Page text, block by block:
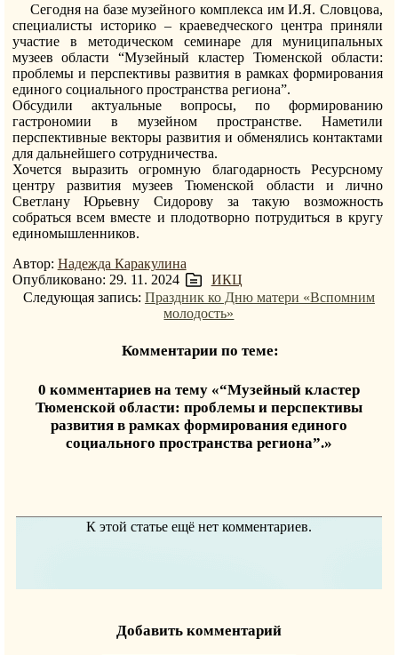
Сегодня на базе музейного комплекса им И.Я. Словцова,
специалисты историко – краеведческого центра приняли
участие в методическом семинаре для муниципальных
музеев области “Музейный кластер Тюменской области:
проблемы и перспективы развития в рамках формирования
единого социального пространства региона”.
Обсудили актуальные вопросы, по формированию
гастрономии в музейном пространстве. Наметили
перспективные векторы развития и обменялись контактами
для дальнейшего сотрудничества.
Хочется выразить огромную благодарность Ресурсному
центру развития музеев Тюменской области и лично
Светлану Юрьевну Сидорову за такую возможность
собраться всем вместе и плодотворно потрудиться в кругу
единомышленников.
Автор: Надежда Каракулина
Опубликовано: 29. 11. 2024
ИКЦ
Следующая запись: Праздник ко Дню матери «Вспомним
молодость»
Комментарии по теме:
0 комментариев на тему «“Музейный кластер
Тюменской области: проблемы и перспективы
развития в рамках формирования единого
социального пространства региона”.»
К этой статье ещё нет комментариев.
Добавить комментарий